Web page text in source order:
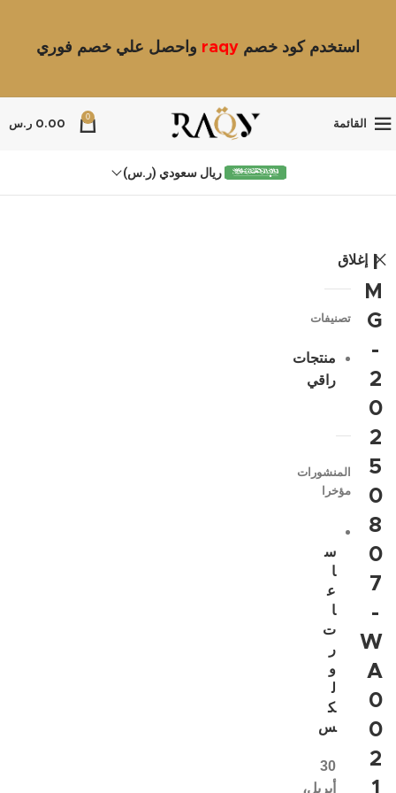
استخدم كود خصم raqy واحصل علي خصم فوري
القائمة
0
0.00 ر.س
ريال سعودي (ر.س)
I
M
G
-
2
0
2
5
0
8
0
7
-
W
A
0
0
2
1
إغلاق
تصنيفات
منتجات
راقي
المنشورات
مؤخرا
س
ا
ع
ا
ت
ر
و
ل
ك
س
30
أبريل،